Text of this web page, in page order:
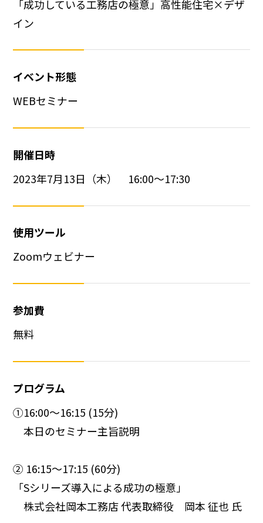
「成功している工務店の極意」高性能住宅×デザ
イン
イベント形態
WEBセミナー
開催日時
2023年7月13日（木） 16:00〜17:30
使用ツール
Zoomウェビナー
参加費
無料
プログラム
①16:00～16:15 (15分)
本日のセミナー主旨説明
② 16:15～17:15 (60分)
「Sシリーズ導入による成功の極意」
株式会社岡本工務店 代表取締役 岡本 征也 氏